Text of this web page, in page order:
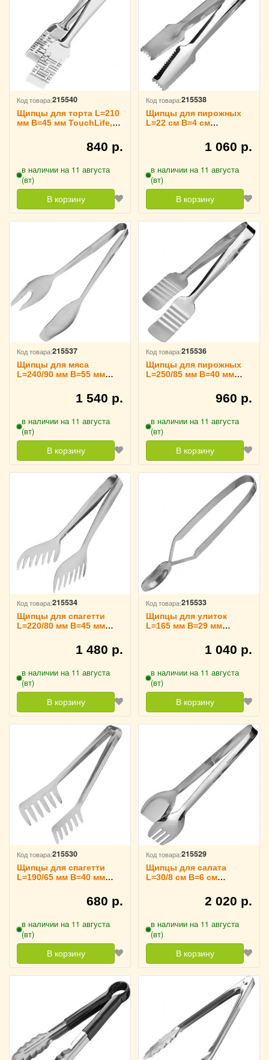
Код товара:215540
Щипцы для торта L=210
мм B=45 мм TouchLife,
840 р.
в наличии на 11 августа
(вт)
В корзину
Код товара:215538
Щипцы для пирожных
L=22 см B=4 см
1 060 р.
в наличии на 11 августа
(вт)
В корзину
Код товара:215537
Щипцы для мяса
L=240/90 мм B=55 мм
1 540 р.
в наличии на 11 августа
(вт)
В корзину
Код товара:215536
Щипцы для пирожных
L=250/85 мм B=40 мм
960 р.
в наличии на 11 августа
(вт)
В корзину
Код товара:215534
Щипцы для спагетти
L=220/80 мм B=45 мм
1 480 р.
в наличии на 11 августа
(вт)
В корзину
Код товара:215533
Щипцы для улиток
L=165 мм B=29 мм
1 040 р.
в наличии на 11 августа
(вт)
В корзину
Код товара:215530
Щипцы для спагетти
L=190/65 мм B=40 мм
680 р.
в наличии на 11 августа
(вт)
В корзину
Код товара:215529
Щипцы для салата
L=30/8 см B=6 см
2 020 р.
в наличии на 11 августа
(вт)
В корзину